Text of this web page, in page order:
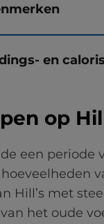
en
op
een periode
Hill’s met
het oude